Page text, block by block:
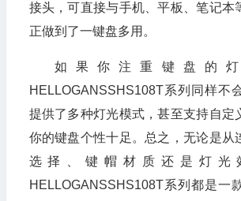
接头，可直接与手机、平板、笔记本
正做到了一键盘多用。
如果你注重键盘的
HELLOGANSSHS108T系列同样不
提供了多种灯光模式，甚至支持自定
你的键盘个性十足。总之，无论是从
选择、键帽材质还是灯光
HELLOGANSSHS108T系列都是一